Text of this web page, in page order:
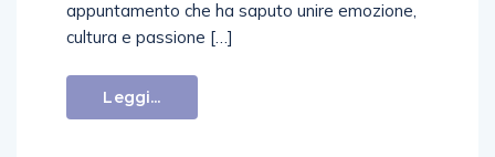
appuntamento che ha saputo unire emozione,
cultura e passione […]
Leggi...